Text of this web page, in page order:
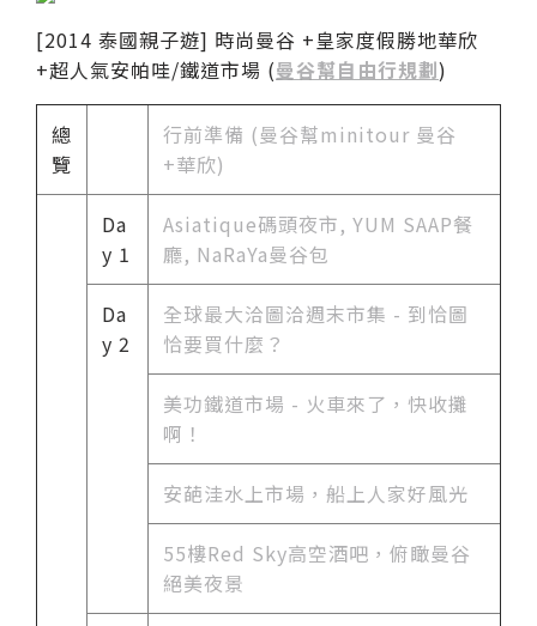
[2014 泰國親子遊] 時尚曼谷 +皇家度假勝地華欣
+超人氣安帕哇/鐵道市場 (曼谷幫自由行規劃)
總
覽
行前準備 (曼谷幫minitour 曼谷
+華欣)
Da
y 1
Asiatique碼頭夜市, YUM SAAP餐
廳, NaRaYa曼谷包
Da
y 2
全球最大洽圖洽週末市集 - 到恰圖
恰要買什麼？
美功鐵道市場 - 火車來了，快收攤
啊！
安葩洼水上市場，船上人家好風光
55樓Red Sky高空酒吧，俯瞰曼谷
絕美夜景